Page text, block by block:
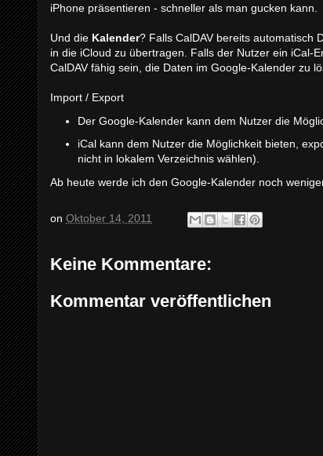
iPhone präsentieren - schneller als man gucken kann.
Und die Kalender? Falls CalDAV bereits automatisch
in die iCloud zu übertragen. Falls der Nutzer ein iCal-
CalDAV fähig sein, die Daten im Google-Kalender zu
Import / Export
Der Google-Kalender kann dem Nutzer die
iCal kann dem Nutzer die Möglichkeit bieten,
nicht in lokalem Verzeichnis wählen).
Ab heute werde ich den Google-Kalender noch
on Oktober 14, 2011
Keine Kommentare:
Kommentar veröffentlichen